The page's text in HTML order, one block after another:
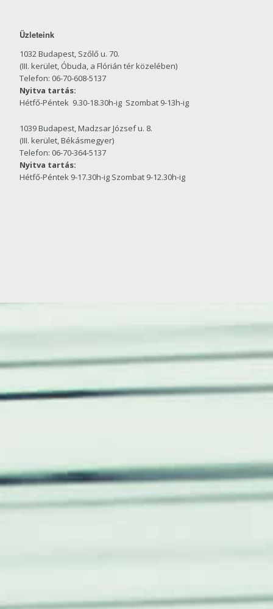
Üzleteink
1032 Budapest, Szőlő u. 70.
(III. kerület, Óbuda, a Flórián tér közelében)
Telefon: 06-70-608-5137
Nyitva tartás:
Hétfő-Péntek 9.30-18.30h-ig Szombat 9-13h-ig
1039 Budapest, Madzsar József u. 8.
(III. kerület, Békásmegyer)
Telefon: 06-70-364-5137
Nyitva tartás:
Hétfő-Péntek 9-17.30h-ig Szombat 9-12.30h-ig